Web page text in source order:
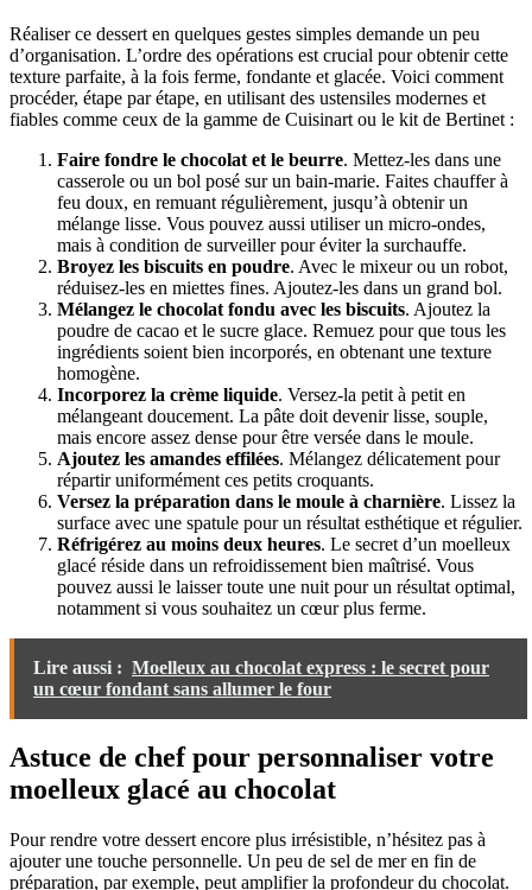
Réaliser ce dessert en quelques gestes simples demande un peu
d’organisation. L’ordre des opérations est crucial pour obtenir cette
texture parfaite, à la fois ferme, fondante et glacée. Voici comment
procéder, étape par étape, en utilisant des ustensiles modernes et
fiables comme ceux de la gamme de Cuisinart ou le kit de Bertinet :
Faire fondre le chocolat et le beurre. Mettez-les dans une
casserole ou un bol posé sur un bain-marie. Faites chauffer à
feu doux, en remuant régulièrement, jusqu’à obtenir un
mélange lisse. Vous pouvez aussi utiliser un micro-ondes,
mais à condition de surveiller pour éviter la surchauffe.
Broyez les biscuits en poudre. Avec le mixeur ou un robot,
réduisez-les en miettes fines. Ajoutez-les dans un grand bol.
Mélangez le chocolat fondu avec les biscuits. Ajoutez la
poudre de cacao et le sucre glace. Remuez pour que tous les
ingrédients soient bien incorporés, en obtenant une texture
homogène.
Incorporez la crème liquide. Versez-la petit à petit en
mélangeant doucement. La pâte doit devenir lisse, souple,
mais encore assez dense pour être versée dans le moule.
Ajoutez les amandes effilées. Mélangez délicatement pour
répartir uniformément ces petits croquants.
Versez la préparation dans le moule à charnière. Lissez la
surface avec une spatule pour un résultat esthétique et régulier.
Réfrigérez au moins deux heures. Le secret d’un moelleux
glacé réside dans un refroidissement bien maîtrisé. Vous
pouvez aussi le laisser toute une nuit pour un résultat optimal,
notamment si vous souhaitez un cœur plus ferme.
Lire aussi : Moelleux au chocolat express : le secret pour
un cœur fondant sans allumer le four
Astuce de chef pour personnaliser votre
moelleux glacé au chocolat
Pour rendre votre dessert encore plus irrésistible, n’hésitez pas à
ajouter une touche personnelle. Un peu de sel de mer en fin de
préparation, par exemple, peut amplifier la profondeur du chocolat.